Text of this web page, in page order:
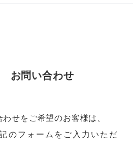
お問い合わせ
せをご希望のお客様は、
のフォームをご入力いただ